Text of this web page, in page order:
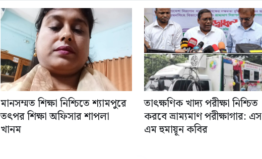
মানসম্মত শিক্ষা নিশ্চিতে শ্যামপুরে
তৎপর শিক্ষা অফিসার শাপলা
খানম
তাৎক্ষণিক খাদ্য পরীক্ষা নিশ্চিত
করবে ভ্রাম্যমাণ পরীক্ষাগার: এস
এম হুমায়ূন কবির